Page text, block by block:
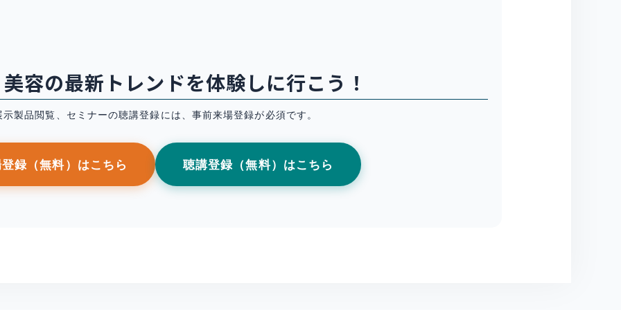
容の最新トレンドを体験しに行こう！
示製品閲覧、セミナーの聴講登録には、事前来場登録が必須です。
録（無料）はこちら 聴講登録（無料）はこちら